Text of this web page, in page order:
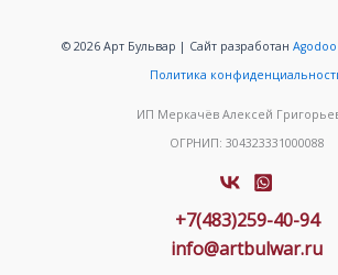
© 2026 Арт Бульвар | Сайт разработан
Политика
ИП Меркачёв Алексей
ОГРНИП: 304323331000088
+7(483)259-40-94
info@artbulwar.ru